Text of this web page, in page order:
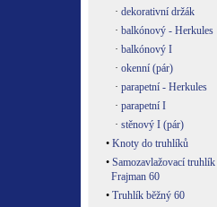
· dekorativní držák
· balkónový - Herkules
· balkónový I
· okenní (pár)
· parapetní - Herkules
· parapetní I
· stěnový I (pár)
• Knoty do truhlíků
• Samozavlažovací truhlík
Frajman 60
• Truhlík běžný 60